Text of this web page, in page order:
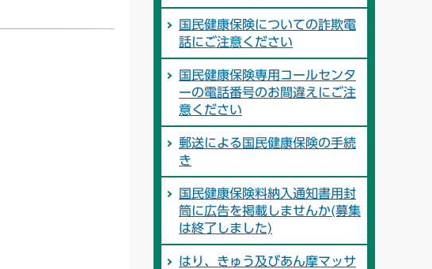
国民健康保険についての詐欺電
話にご注意ください
国民健康保険専用コールセンタ
ーの電話番号のお間違えにご注
意ください
郵送による国民健康保険の手続
き
国民健康保険料納入通知書用封
筒に広告を掲載しませんか(募集
は終了しました)
はり、きゅう及びあん摩マッサ